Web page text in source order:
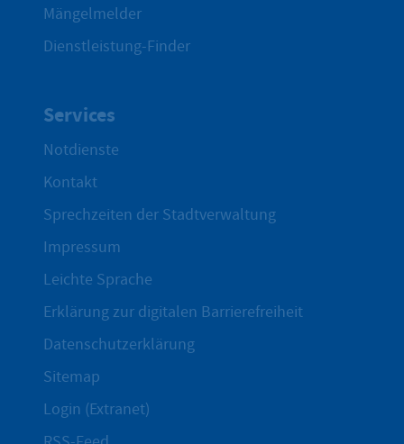
Mängelmelder
Dienstleistung-Finder
Services
Notdienste
Kontakt
Sprechzeiten der Stadtverwaltung
Impressum
Leichte Sprache
Erklärung zur digitalen Barrierefreiheit
Datenschutzerklärung
Sitemap
Login (Extranet)